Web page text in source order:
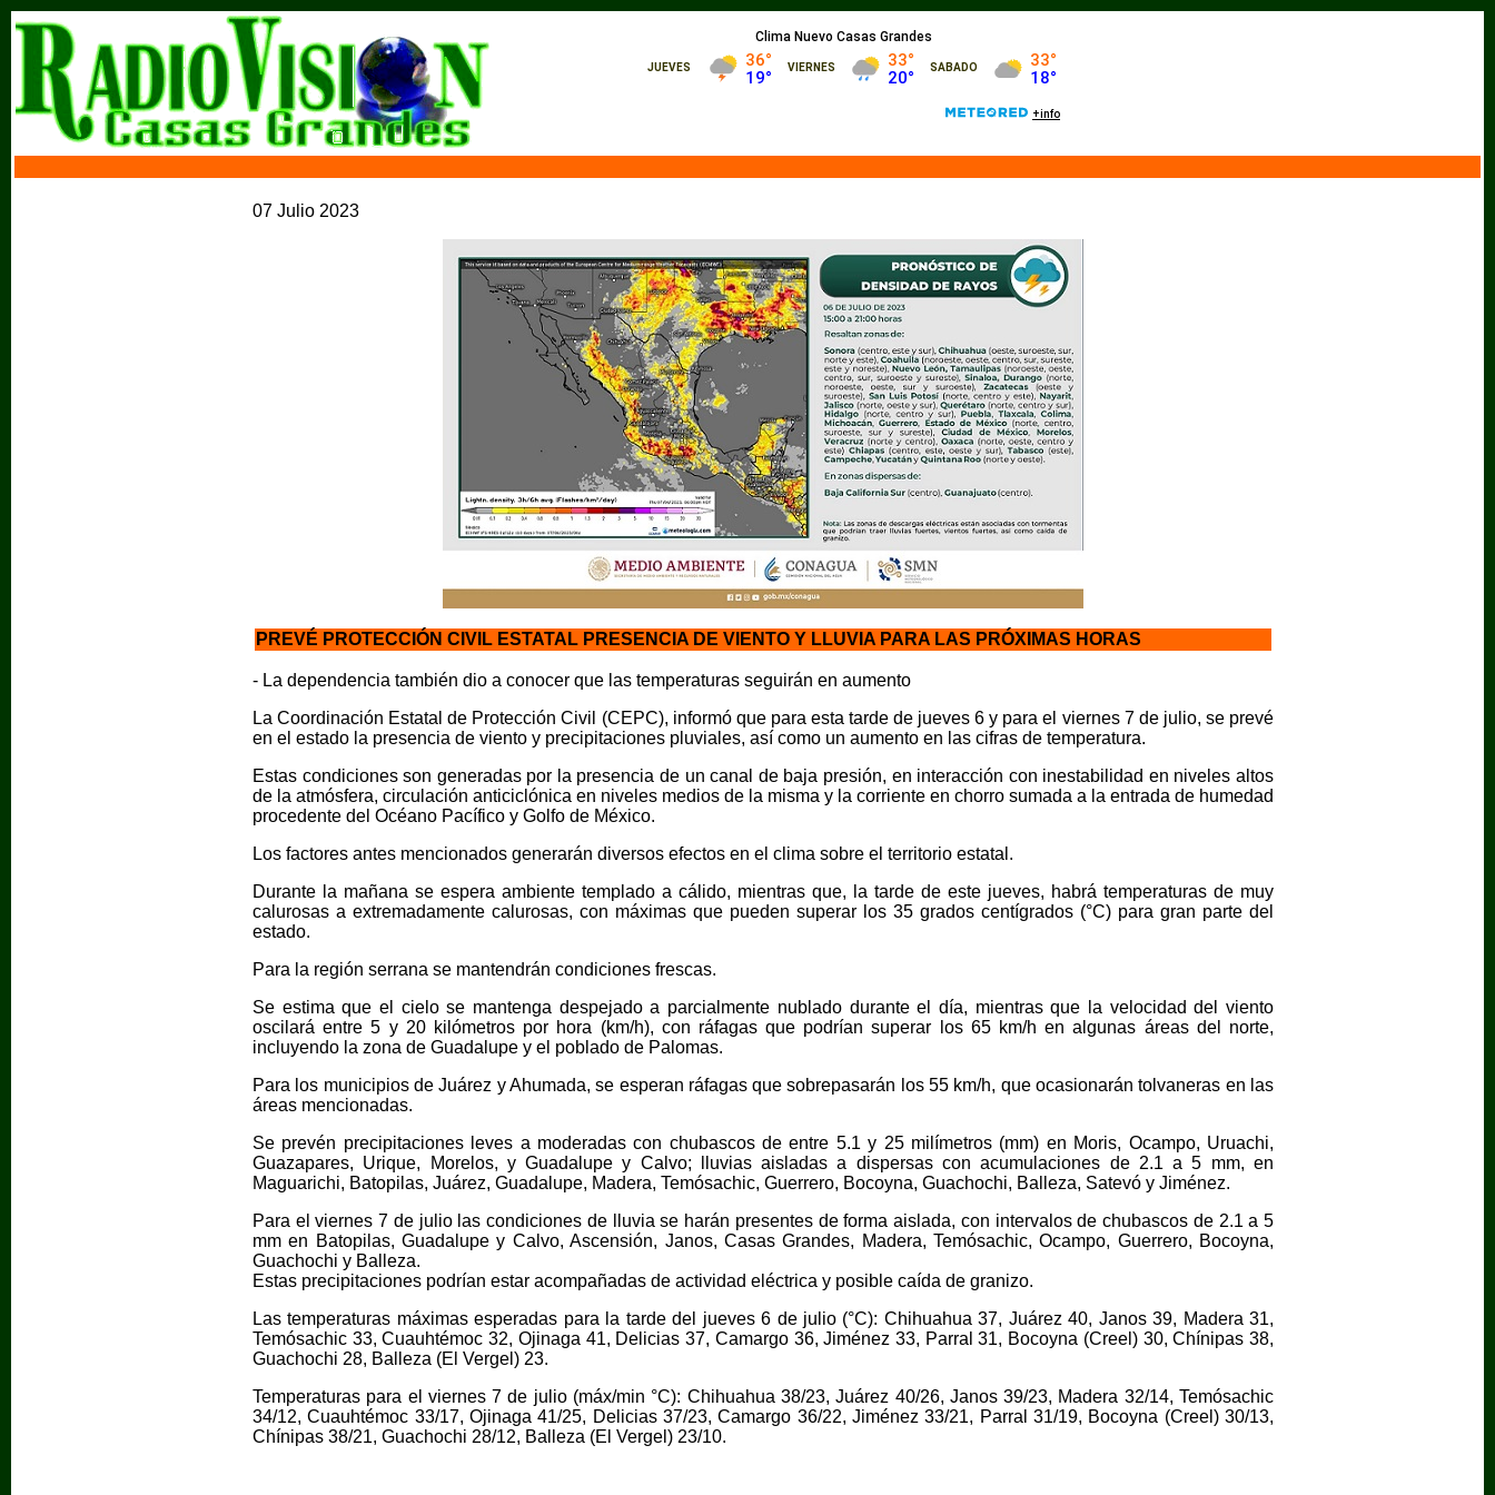
07 Julio 2023
PREVÉ PROTECCIÓN CIVIL ESTATAL PRESENCIA DE VIENTO Y LLUVIA PARA LAS PRÓXIMAS HORAS
- La dependencia también dio a conocer que las temperaturas seguirán en aumento
La Coordinación Estatal de Protección Civil (CEPC), informó que para esta tarde de jueves 6 y para el viernes 7 de julio, se prevé
en el estado la presencia de viento y precipitaciones pluviales, así como un aumento en las cifras de temperatura.
Estas condiciones son generadas por la presencia de un canal de baja presión, en interacción con inestabilidad en niveles altos
de la atmósfera, circulación anticiclónica en niveles medios de la misma y la corriente en chorro sumada a la entrada de humedad
procedente del Océano Pacífico y Golfo de México.
Los factores antes mencionados generarán diversos efectos en el clima sobre el territorio estatal.
Durante la mañana se espera ambiente templado a cálido, mientras que, la tarde de este jueves, habrá temperaturas de muy
calurosas a extremadamente calurosas, con máximas que pueden superar los 35 grados centígrados (°C) para gran parte del
estado.
Para la región serrana se mantendrán condiciones frescas.
Se estima que el cielo se mantenga despejado a parcialmente nublado durante el día, mientras que la velocidad del viento
oscilará entre 5 y 20 kilómetros por hora (km/h), con ráfagas que podrían superar los 65 km/h en algunas áreas del norte,
incluyendo la zona de Guadalupe y el poblado de Palomas.
Para los municipios de Juárez y Ahumada, se esperan ráfagas que sobrepasarán los 55 km/h, que ocasionarán tolvaneras en las
áreas mencionadas.
Se prevén precipitaciones leves a moderadas con chubascos de entre 5.1 y 25 milímetros (mm) en Moris, Ocampo, Uruachi,
Guazapares, Urique, Morelos, y Guadalupe y Calvo; lluvias aisladas a dispersas con acumulaciones de 2.1 a 5 mm, en
Maguarichi, Batopilas, Juárez, Guadalupe, Madera, Temósachic, Guerrero, Bocoyna, Guachochi, Balleza, Satevó y Jiménez.
Para el viernes 7 de julio las condiciones de lluvia se harán presentes de forma aislada, con intervalos de chubascos de 2.1 a 5
mm en Batopilas, Guadalupe y Calvo, Ascensión, Janos, Casas Grandes, Madera, Temósachic, Ocampo, Guerrero, Bocoyna,
Guachochi y Balleza.
Estas precipitaciones podrían estar acompañadas de actividad eléctrica y posible caída de granizo.
Las temperaturas máximas esperadas para la tarde del jueves 6 de julio (°C): Chihuahua 37, Juárez 40, Janos 39, Madera 31,
Temósachic 33, Cuauhtémoc 32, Ojinaga 41, Delicias 37, Camargo 36, Jiménez 33, Parral 31, Bocoyna (Creel) 30, Chínipas 38,
Guachochi 28, Balleza (El Vergel) 23.
Temperaturas para el viernes 7 de julio (máx/min °C): Chihuahua 38/23, Juárez 40/26, Janos 39/23, Madera 32/14, Temósachic
34/12, Cuauhtémoc 33/17, Ojinaga 41/25, Delicias 37/23, Camargo 36/22, Jiménez 33/21, Parral 31/19, Bocoyna (Creel) 30/13,
Chínipas 38/21, Guachochi 28/12, Balleza (El Vergel) 23/10.